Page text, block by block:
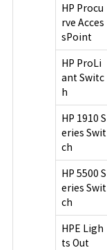
HP Procu
rve Acces
sPoint
HP ProLi
ant Switc
h
HP 1910 S
eries Swit
ch
HP 5500 S
eries Swit
ch
HPE Ligh
ts Out